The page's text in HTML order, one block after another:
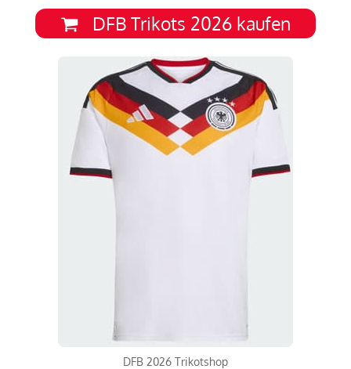
DFB Trikots 2026 kaufen
DFB 2026 Trikotshop